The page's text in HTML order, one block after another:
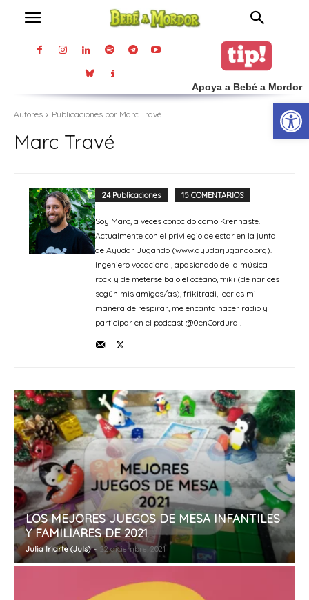
Apoya a Bebé a Mordor
Autores Publicaciones por Marc Travé
Marc Travé
24 Publicaciones 15 COMENTARIOS
Soy Marc, a veces conocido como Krennaste.
Actualmente con el privilegio de estar en la junta
de Ayudar Jugando (www.ayudarjugando.org).
Ingeniero vocacional, apasionado de la música
rock y de meterse bajo el océano, friki (de narices
según mis amigos/as), frikitradi, leer es mi
manera de respirar, me encanta hacer radio y
participar en el podcast @0enCordura .
LOS MEJORES JUEGOS DE MESA INFANTILES
Y FAMILIARES DE 2021
Julia Iriarte (Juls) - 22 diciembre, 2021